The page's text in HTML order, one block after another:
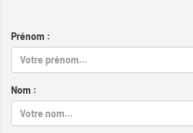
Prénom :
Nom :